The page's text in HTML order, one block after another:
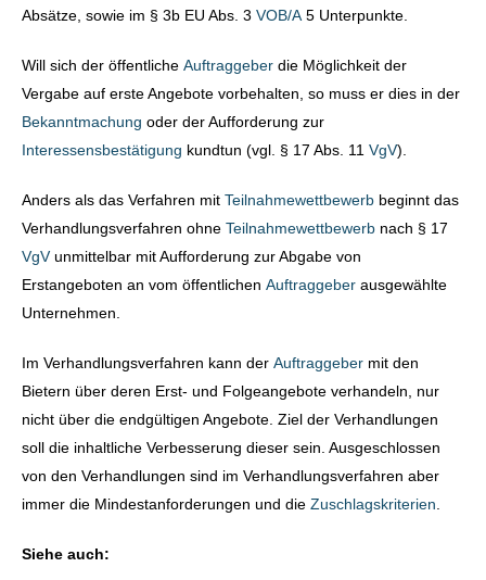
Absätze, sowie im § 3b EU Abs. 3 VOB/A 5 Unterpunkte.
Will sich der öffentliche Auftraggeber die Möglichkeit der
Vergabe auf erste Angebote vorbehalten, so muss er dies in der
Bekanntmachung oder der Aufforderung zur
Interessensbestätigung kundtun (vgl. § 17 Abs. 11 VgV).
Anders als das Verfahren mit Teilnahmewettbewerb beginnt das
Verhandlungsverfahren ohne Teilnahmewettbewerb nach § 17
VgVunmittelbar mit Aufforderung zur Abgabe von
Erstangeboten an vom öffentlichen Auftraggeber ausgewählte
Unternehmen.
Im Verhandlungsverfahren kann der Auftraggeber mit den
Bietern über deren Erst- und Folgeangebote verhandeln, nur
nicht über die endgültigen Angebote. Ziel der Verhandlungen
soll die inhaltliche Verbesserung dieser sein. Ausgeschlossen
von den Verhandlungen sind im Verhandlungsverfahren aber
immer die Mindestanforderungen und die Zuschlagskriterien
Siehe auch: